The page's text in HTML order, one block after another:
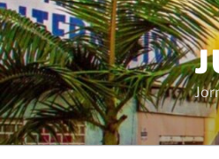
Pular
para
o
conteúdo